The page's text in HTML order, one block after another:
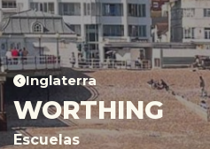
Inglaterra
WORTHING
Escuelas